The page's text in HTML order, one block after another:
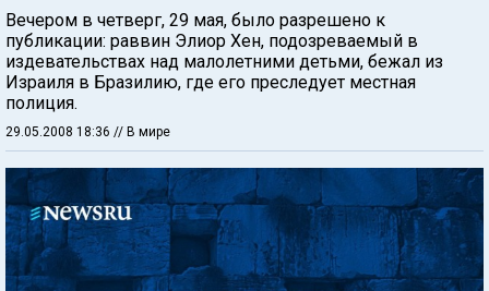
Вечером в четверг, 29 мая, было разрешено к
публикации: раввин Элиор Хен, подозреваемый в
издевательствах над малолетними детьми, бежал из
Израиля в Бразилию, где его преследует местная
полиция.
29.05.2008 18:36 // В мире